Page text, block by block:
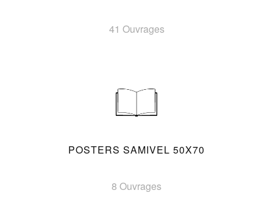
41 Ouvrages
POSTERS SAMIVEL 50X70
8 Ouvrages